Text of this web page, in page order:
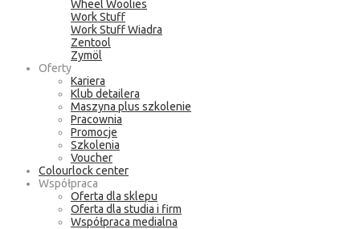
Wheel Woolies
Work Stuff
Work Stuff Wiadra
Zentool
Zymöl
Oferty
Kariera
Klub detailera
Maszyna plus szkolenie
Pracownia
Promocje
Szkolenia
Voucher
Colourlock center
Współpraca
Oferta dla sklepu
Oferta dla studia i firm
Współpraca medialna